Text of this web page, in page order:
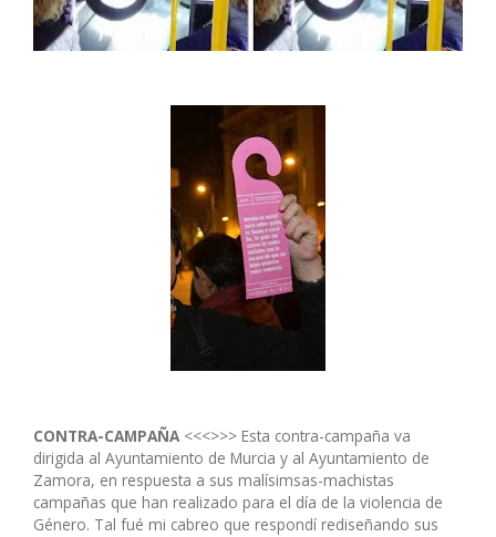
CONTRA-CAMPAÑA <<<>>> Esta contra-campaña va
dirigida al Ayuntamiento de Murcia y al Ayuntamiento de
Zamora, en respuesta a sus malísimsas-machistas
campañas que han realizado para el día de la violencia de
Género. Tal fué mi cabreo que respondí rediseñando sus